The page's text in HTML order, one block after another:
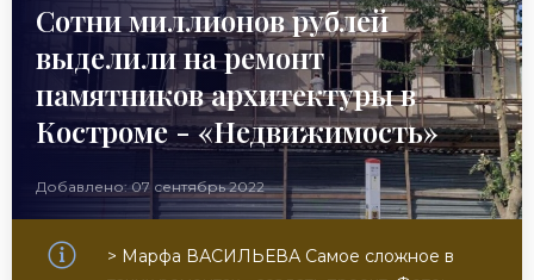
Сотни миллионов рублей
выделили на ремонт
памятников архитектуры в
Костроме - «Недвижимость»
Добавлено: 07 сентябрь 2022
> Марфа ВАСИЛЬЕВА Самое сложное в